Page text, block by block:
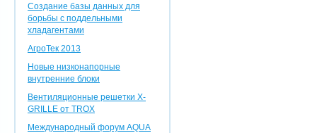
Создание базы данных для
борьбы с поддельными
хладагентами
АгроТек 2013
Новые низконапорные
внутренние блоки
Вентиляционные решетки X-
GRILLE от TROX
Международный форум AQUA